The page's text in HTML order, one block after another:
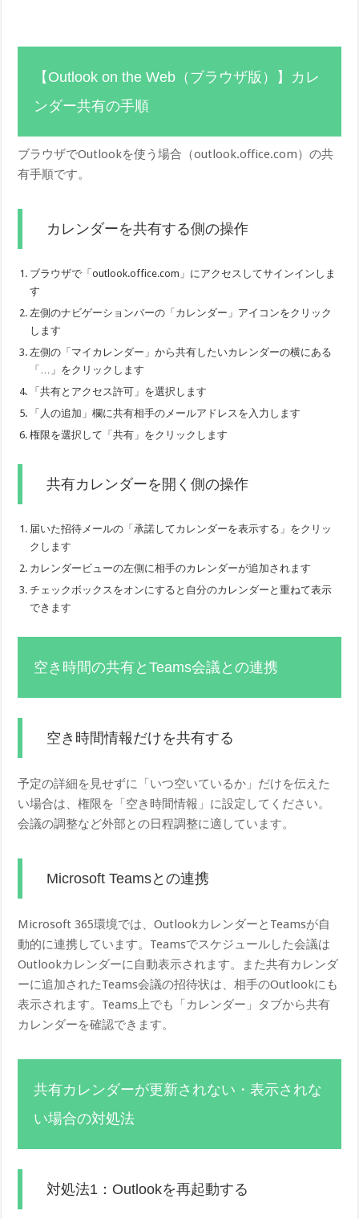
【Outlook on the Web（ブラウザ版）】カレ
ンダー共有の手順
ブラウザでOutlookを使う場合（outlook.office.com）の共
有手順です。
カレンダーを共有する側の操作
ブラウザで「outlook.office.com」にアクセスしてサインインしま
す
左側のナビゲーションバーの「カレンダー」アイコンをクリック
します
左側の「マイカレンダー」から共有したいカレンダーの横にある
「…」をクリックします
「共有とアクセス許可」を選択します
「人の追加」欄に共有相手のメールアドレスを入力します
権限を選択して「共有」をクリックします
共有カレンダーを開く側の操作
届いた招待メールの「承諾してカレンダーを表示する」をクリッ
クします
カレンダービューの左側に相手のカレンダーが追加されます
チェックボックスをオンにすると自分のカレンダーと重ねて表示
できます
空き時間の共有とTeams会議との連携
空き時間情報だけを共有する
予定の詳細を見せずに「いつ空いているか」だけを伝えた
い場合は、権限を「空き時間情報」に設定してください。
会議の調整など外部との日程調整に適しています。
Microsoft Teamsとの連携
Microsoft 365環境では、OutlookカレンダーとTeamsが自
動的に連携しています。Teamsでスケジュールした会議は
Outlookカレンダーに自動表示されます。また共有カレンダ
ーに追加されたTeams会議の招待状は、相手のOutlookにも
表示されます。Teams上でも「カレンダー」タブから共有
カレンダーを確認できます。
共有カレンダーが更新されない・表示されな
い場合の対処法
対処法1：Outlookを再起動する